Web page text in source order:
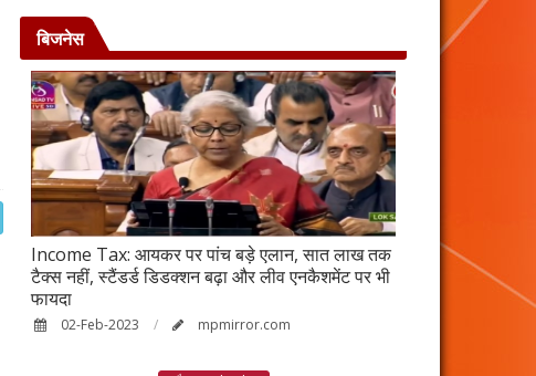
बिजनेस
Income Tax: आयकर पर पांच बड़े एलान, सात लाख तक
टैक्स नहीं, स्टैंडर्ड डिडक्शन बढ़ा और लीव एनकैशमेंट पर भी
फायदा
02-Feb-2023 mpmirror.com
वर्ष 2023 में भी
विकेंद्रीकरण का
17-Jan-2023